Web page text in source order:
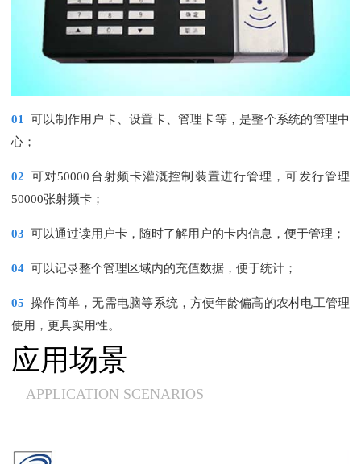
01 可以制作用户卡、设置卡、管理卡等，是整个系统的管理中
心；
02
可对50000台射频卡灌溉控制装置进行管理，可发行管理
50000张射频卡；
03 可以通过读用户卡，随时了解用户的卡内信息，便于管理；
04 可以记录整个管理区域内的充值数据，便于统计；
05 操作简单，无需电脑等系统，方便年龄偏高的农村电工管理
使用，更具实用性。
应用场景
APPLICATION SCENARIOS